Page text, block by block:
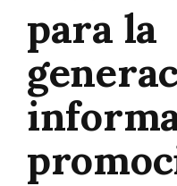
para la